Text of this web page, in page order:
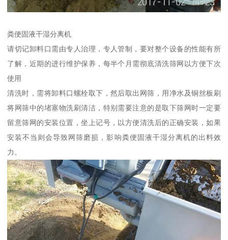
粪便固液干湿分离机
请切记卸料口需由专人治理，专人管制，要对整个设备的性能有所
了解，近期的进行维护保养，每半个月需彻底清洗筛网以方便下次
使用
清洗时，需将卸料口螺栓取下，然后取出网筛，用净水及铜丝板刷
将网筛中的堵塞物洗刷清洁，特别需要注意的是取下筛网时一定要
留意筛网的安装位置，坐上记号，以方便清洗后的正确安装，如果
安装不当则会导致网筛磨损，影响粪便固液干湿分离机的出料效
力。